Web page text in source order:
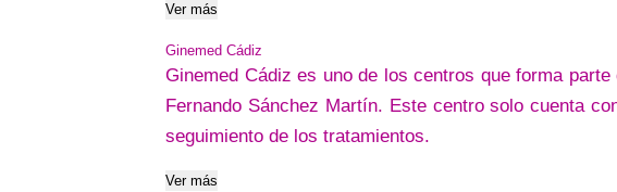
Ver más
Ginemed Cádiz
Ginemed Cádiz es uno de los centros que forma
Fernando Sánchez Martín. Este centro solo cuenta
seguimiento de los tratamientos.
Ver más